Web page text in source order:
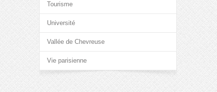
Tourisme
Université
Vallée de Chevreuse
Vie parisienne